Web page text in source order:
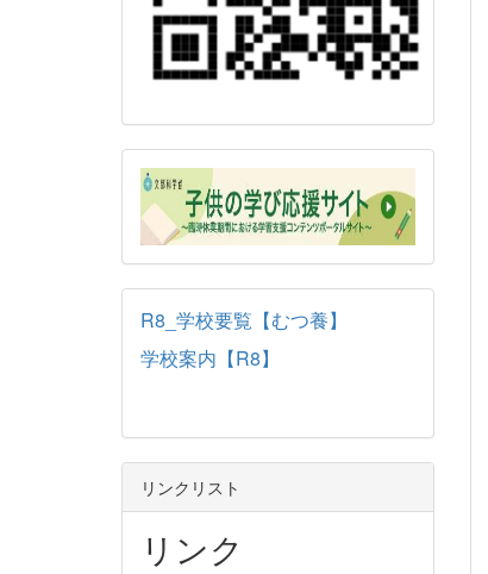
R8_学校要覧【むつ養】
学校案内【R8】
リンクリスト
リンク